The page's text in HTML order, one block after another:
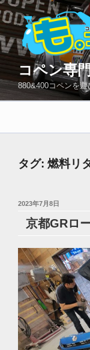
コ
ン
テ
ン
へ
ス
プ
コペン専
880&400コペンを遊
タグ: 燃料リ
投
2023年7月8日
京都GRロ